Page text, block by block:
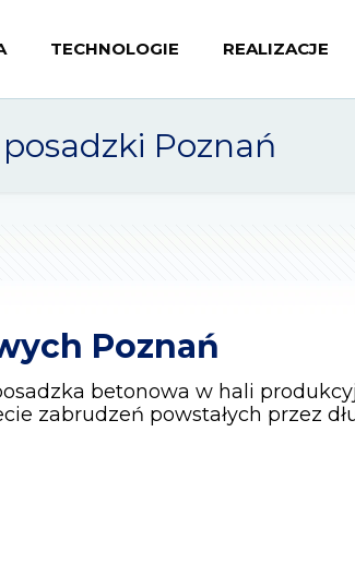
TECHNOLOGIE REALIZACJE
Poznań
Poznań
betonowa w hali
zabrudzeń powstałych przez